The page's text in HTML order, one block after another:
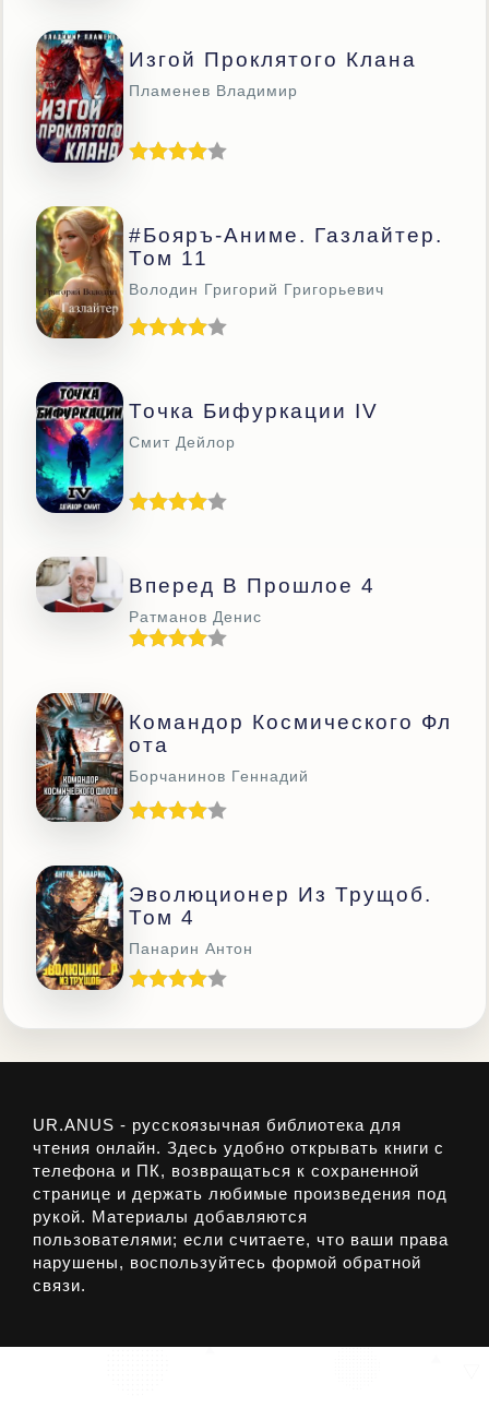
Изгой Проклятого Клана
Пламенев Владимир
#Бояръ-Аниме. Газлайтер.
Том 11
Володин Григорий Григорьевич
Точка Бифуркации IV
Смит Дейлор
Вперед В Прошлое 4
Ратманов Денис
Командор Космического Фл
Ота
Борчанинов Геннадий
Эволюционер Из Трущоб.
Том 4
Панарин Антон
UR.ANUS - русскоязычная библиотека для
чтения онлайн. Здесь удобно открывать книги с
телефона и ПК, возвращаться к сохраненной
странице и держать любимые произведения под
рукой. Материалы добавляются
пользователями; если считаете, что ваши права
нарушены, воспользуйтесь формой обратной
связи.